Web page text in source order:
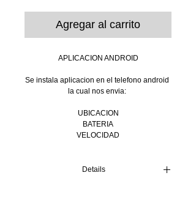
Agregar al carrito
APLICACION ANDROID
Se instala aplicacion en el telefono android
la cual nos envia:
UBICACION
BATERIA
VELOCIDAD
Details